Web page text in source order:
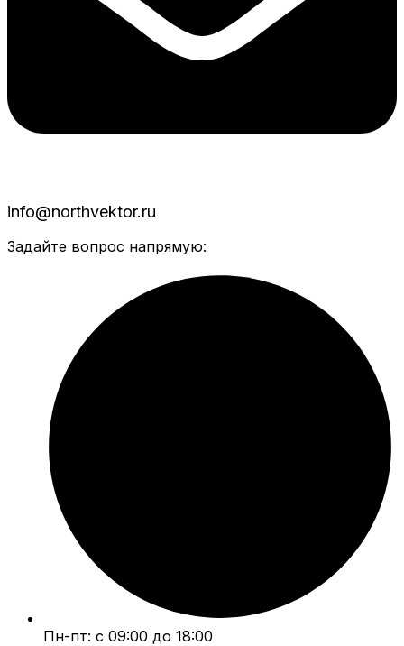
info@northvektor.ru
Задайте вопрос напрямую:
Пн-пт: с 09:00 до 18:00